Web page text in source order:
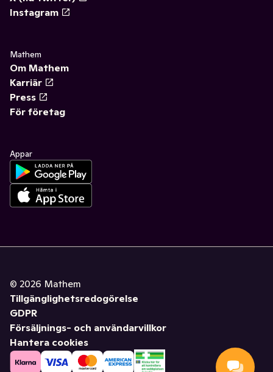
Instagram
Mathem
Om Mathem
Karriär
Press
För företag
Appar
© 2026 Mathem
Tillgänglighetsredogörelse
GDPR
Försäljnings- och användarvillkor
Hantera cookies